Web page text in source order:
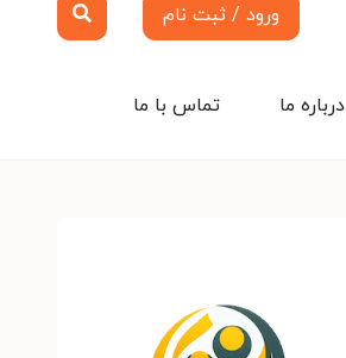
ورود / ثبت نام
تماس با ما درباره ما